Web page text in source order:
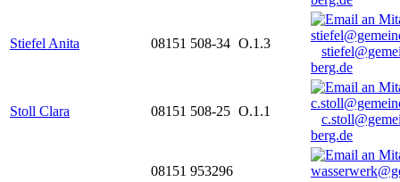
Stiefel Anita 08151 508-34 O.1.3
berg.de
Stoll Clara 08151 508-25 O.1.1
berg.de
08151 953296